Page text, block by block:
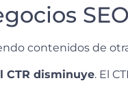
contenidos de
CTR disminuye. El